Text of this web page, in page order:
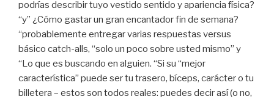
podrías describir tuyo vestido sentido y apariencia física?
“y” ¿Cómo gastar un gran encantador fin de semana?
“probablemente entregar varias respuestas versus
básico catch-alls, “solo un poco sobre usted mismo” y
“Lo que es buscando en alguien. “Si su “mejor
característica” puede ser tu trasero, bíceps, carácter o tu
billetera – estos son todos reales: puedes decir así (o no,